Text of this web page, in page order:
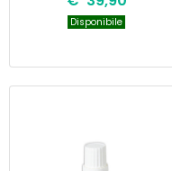
Disponibile